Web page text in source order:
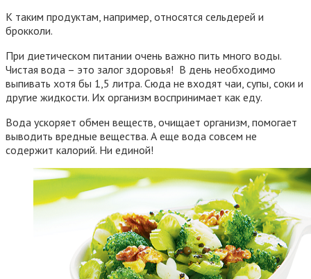
К таким продуктам, например, относятся сельдерей и
брокколи.
При диетическом питании очень важно пить много воды.
Чистая вода – это залог здоровья! В день необходимо
выпивать хотя бы 1,5 литра. Сюда не входят чаи, супы, соки и
другие жидкости. Их организм воспринимает как еду.
Вода ускоряет обмен веществ, очищает организм, помогает
выводить вредные вещества. А еще вода совсем не
содержит калорий. Ни единой!